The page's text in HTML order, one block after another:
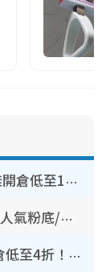
開倉優惠 | 尖沙咀海港城名牌波鞋開倉低至1折！On鞋$899起／Joy&Peace鞋履$98起
CHANEL美妝限時減價低至3折！人氣粉底/唇膏/精華液低至$275！COCO香水都有平
開倉優惠｜尖沙咀名牌行李箱開倉低至4折！一連5日 American Tourister/ace./Hallmark $200起！